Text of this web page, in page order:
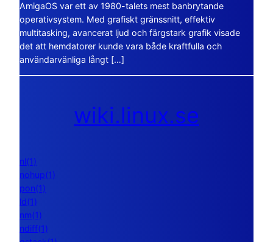
AmigaOS var ett av 1980-talets mest banbrytande
operativsystem. Med grafiskt gränssnitt, effektiv
multitasking, avancerat ljud och färgstark grafik visade
det att hemdatorer kunde vara både kraftfulla och
användarvänliga långt […]
wiki.linux.se
nl(1)
nohup(1)
pon(1)
ld(1)
nm(1)
ndiff(1)